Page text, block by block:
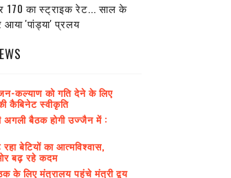
का स्ट्राइक रेट... साल के
आया 'पांड्या' प्रलय
कल्याण को गति देने के लिए
कैबिनेट स्वीकृति
अगली बैठक होगी उज्जैन में :
बेटियों का आत्मविश्वास,
बढ़ रहे कदम
के लिए मंत्रालय पहुंचे मंत्री द्वय